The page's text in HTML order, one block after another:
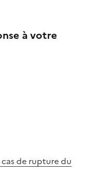
à votre
de rupture du